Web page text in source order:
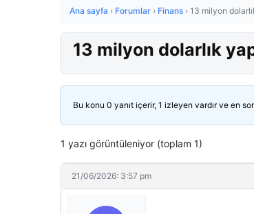
Ana sayfa › Forumlar › Finans › 13 milyon
13 milyon dolarlık
Bu konu 0 yanıt içerir, 1 izleyen vardır ve en
1 yazı görüntüleniyor (toplam 1)
21/06/2026: 3:57 pm